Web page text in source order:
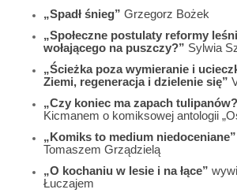
„Spadł śnieg” Grzegorz Bożek
„Społeczne postulaty reformy
wołającego na puszczy?” Sylwia
„Ścieżka poza wymieranie i
Ziemi, regeneracja i dzielenie się”
„Czy koniec ma zapach
Kicmanem o komiksowej antologii
„Komiks to medium niedoceniane”
Tomaszem Grządzielą
„O kochaniu w lesie i na łące”
Łuczajem